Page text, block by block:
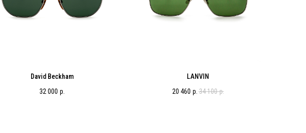
David Beckham
32 000 р.
LANVIN
20 460 р. 34 100 р.